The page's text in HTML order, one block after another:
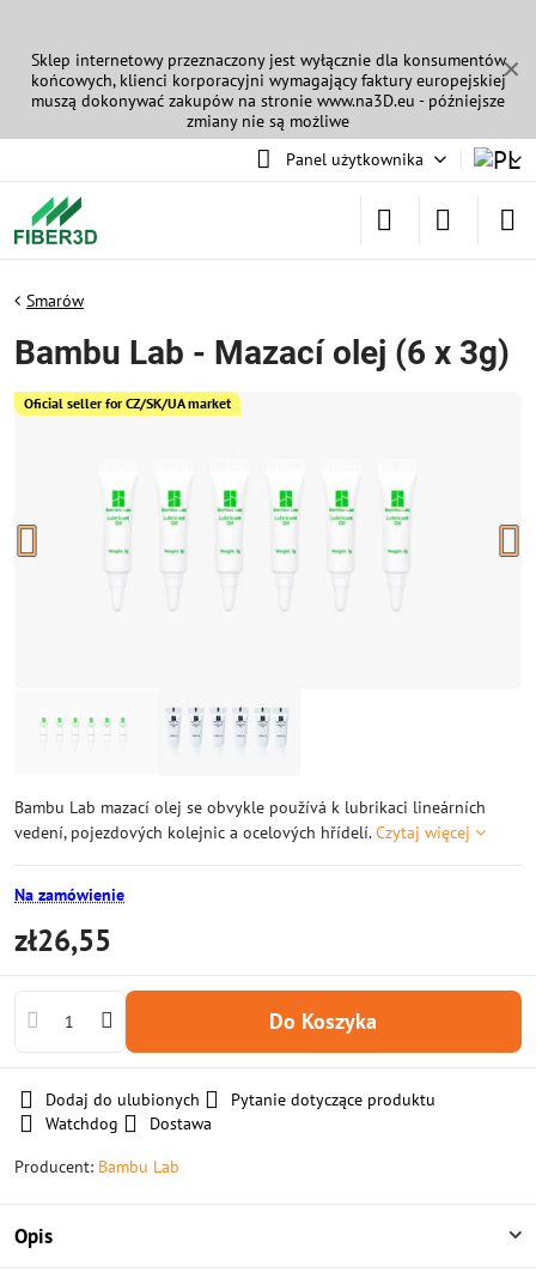
✕
Sklep internetowy przeznaczony jest wyłącznie dla konsumentów
końcowych, klienci korporacyjni wymagający faktury europejskiej
muszą dokonywać zakupów na stronie www.na3D.eu - późniejsze
zmiany nie są możliwe
Panel użytkownika
Oficial seller for CZ/SK/UA market
Smarów
Bambu Lab - Mazací olej (6 x 3g)
Bambu Lab mazací olej se obvykle používá k lubrikaci lineárních
vedení, pojezdových kolejnic a ocelových hřídelí.Czytaj więcej
Na zamówienie
zł26,55
Do Koszyka
Dodaj do ulubionych
Pytanie dotyczące produktu
Watchdog
Dostawa
Producent: Bambu Lab
Opis